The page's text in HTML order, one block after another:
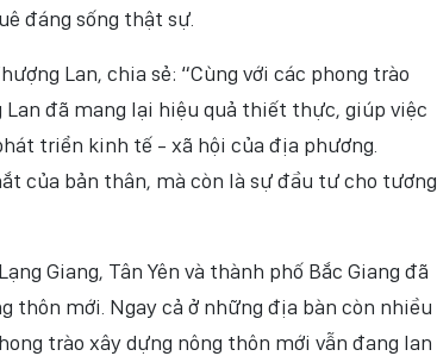
đáng sống thật sự.
Lan, chia sẻ: “Cùng với các phong trào
đã mang lại hiệu quả thiết thực, giúp việc
triển kinh tế - xã hội của địa phương.
của bản thân, mà còn là sự đầu tư cho tương
Giang, Tân Yên và thành phố Bắc Giang đã
mới. Ngay cả ở những địa bàn còn nhiều
trào xây dựng nông thôn mới vẫn đang lan